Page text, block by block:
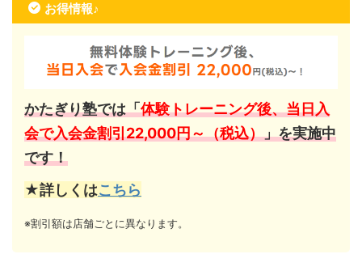
お得情報♪
かたぎり塾では「体験トレーニング後、当日入
会で入会金割引22,000円～（税込）」を実施中
です！
★詳しくはこちら
※割引額は店舗ごとに異なります。